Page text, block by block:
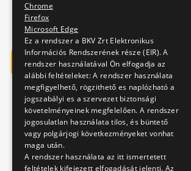
3D PÁRNA - TATRA
VILLAMOS
Ár:8890 Ft
Chrome
Firefox
Microsoft Edge
Ez a rendszer a BKV Zrt Elektronikus
Információs Rendszerének része (EIR). A
rendszer használatával Ön elfogadja az
alábbi feltételeket: A rendszer használata
megfigyelhető, rögzithető es naplózható a
jogszabályi es a szervezet biztonsági
követelményeinek megfelelően. A rendszer
jogosulatlan használata tilos, és büntető
vagy polgárjogi következményeket vonhat
maga után.
A rendszer használata az itt ismertetett
feltételek kifejezett elfogadását jelenti. Az